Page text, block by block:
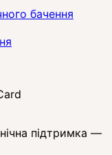
бачення
підтримка —